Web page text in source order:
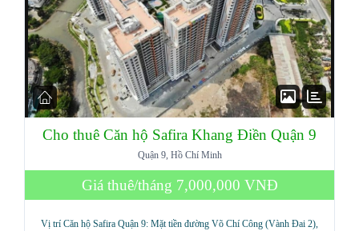
Cho thuê Căn hộ Safira Khang Điền Quận 9
Quận 9, Hồ Chí Minh
Giá thuê/tháng 7,000,000 VNĐ
Vị trí Căn hộ Safira Quận 9: Mặt tiền đường Võ Chí Công (Vành Đai 2),